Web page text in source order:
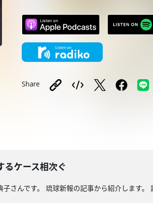
Share
ケース相次ぐ
さんです。 琉球新報の記事から紹介します